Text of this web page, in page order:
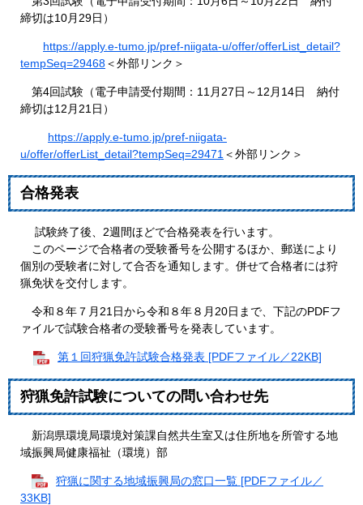
締切は10月29日）
https://apply.e-tumo.jp/pref-niigata-u/offer/offerList_detail?
tempSeq=29468＜外部リンク＞
第4回試験（電子申請受付期間：11月27日～12月14日 納付
締切は12月21日）
https://apply.e-tumo.jp/pref-niigata-
u/offer/offerList_detail?tempSeq=29471＜外部リンク＞
合格発表
試験終了後、2週間ほどで合格発表を行います。
このページで合格者の受験番号を公開するほか、郵送により
個別の受験者に対して合否を通知します。併せて合格者には狩
猟免状を交付します。
令和８年７月21日から令和８年８月20日まで、下記のPDFフ
ァイルで試験合格者の受験番号を発表しています。
第１回狩猟免許試験合格発表 [PDFファイル／22KB]
狩猟免許試験についての問い合わせ先
新潟県環境局環境対策課自然共生室又は住所地を所管する地
域振興局健康福祉（環境）部
狩猟に関する地域振興局の窓口一覧 [PDFファイル／
33KB]